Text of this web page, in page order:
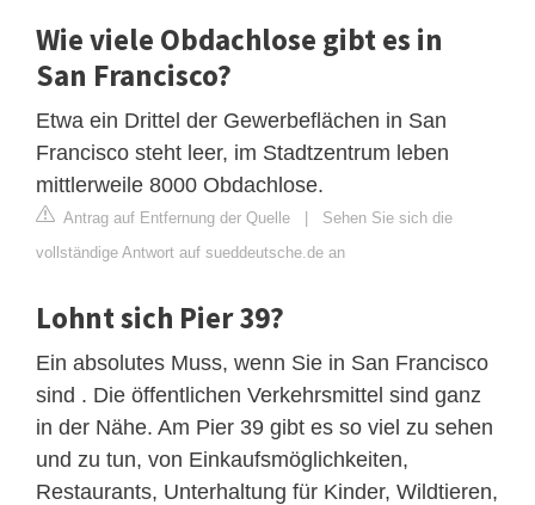
Wie viele Obdachlose gibt es in
San Francisco?
Etwa ein Drittel der Gewerbeflächen in San
Francisco steht leer, im Stadtzentrum leben
mittlerweile 8000 Obdachlose.
Antrag auf Entfernung der Quelle | Sehen Sie sich die
vollständige Antwort auf sueddeutsche.de an
Lohnt sich Pier 39?
Ein absolutes Muss, wenn Sie in San Francisco
sind . Die öffentlichen Verkehrsmittel sind ganz
in der Nähe. Am Pier 39 gibt es so viel zu sehen
und zu tun, von Einkaufsmöglichkeiten,
Restaurants, Unterhaltung für Kinder, Wildtieren,